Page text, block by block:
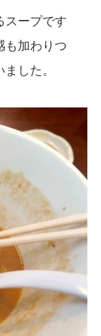
スープです
も加わりつ
した。